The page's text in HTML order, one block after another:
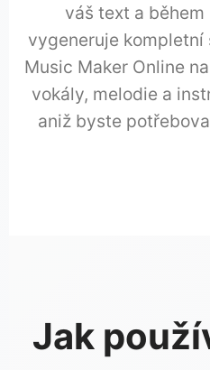
váš text a
vygeneruje kompletní
Music Maker Online
vokály, melodie a
aniž byste
Jak